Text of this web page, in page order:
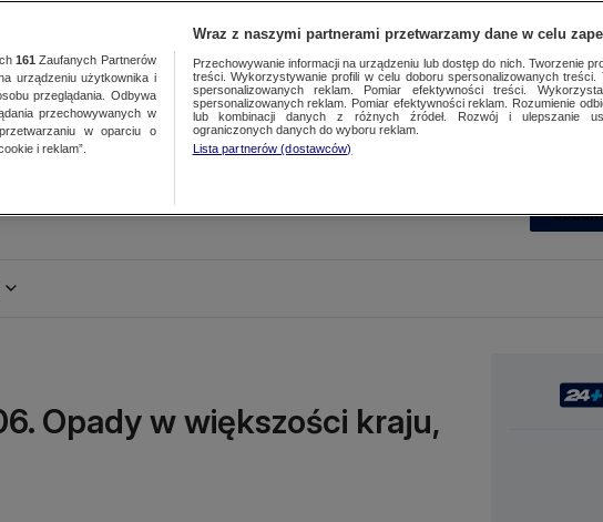
Opady w większości kraju,
161 Zaufanych Partnerów
urządzeniu użytkownika i
przeglądania. Odbywa
przechowywanych w
w oparciu o
i reklam”.
Wraz z naszymi partnerami przetwarzamy dane w celu
Przechowywanie informacji na urządzeniu lub dostęp do nich. Tworzenie
treści. Wykorzystywanie profili w celu doboru spersonalizowanych treści.
spersonalizowanych reklam. Pomiar efektywności treści.
spersonalizowanych reklam. Pomiar efektywności reklam. Rozumienie
lub kombinacji danych z różnych źródeł. Rozwój i ulepszanie
ograniczonych danych do wyboru reklam.
Lista partnerów (dostawców)